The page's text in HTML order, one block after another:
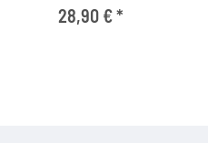
28,90 €*